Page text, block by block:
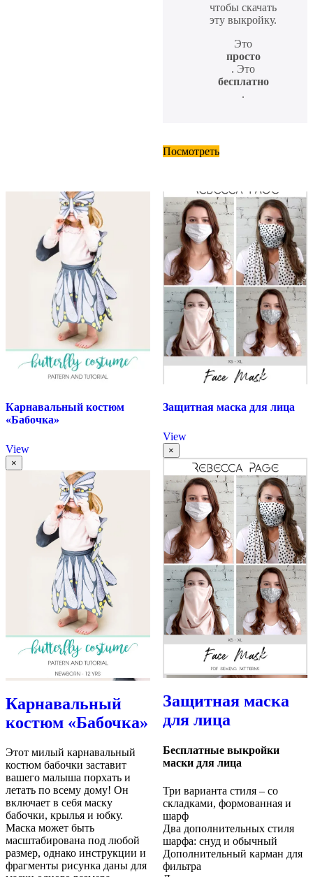
чтобы скачать
эту выкройку.
Это
просто
. Это
бесплатно
.
Посмотреть
Карнавальный костюм
«Бабочка»
View
×
Карнавальный
костюм «Бабочка»
Этот милый карнавальный
костюм бабочки заставит
вашего малыша порхать и
летать по всему дому! Он
включает в себя маску
бабочки, крылья и юбку.
Маска может быть
масштабирована под любой
размер, однако инструкции и
фрагменты рисунка даны для
Защитная маска для лица
View
×
Защитная маска
для лица
Бесплатные выкройки
маски для лица
Три варианта стиля – со
складками, формованная и
шарф
Два дополнительных стиля
шарфа: снуд и обычный
Дополнительный карман для
фильтра